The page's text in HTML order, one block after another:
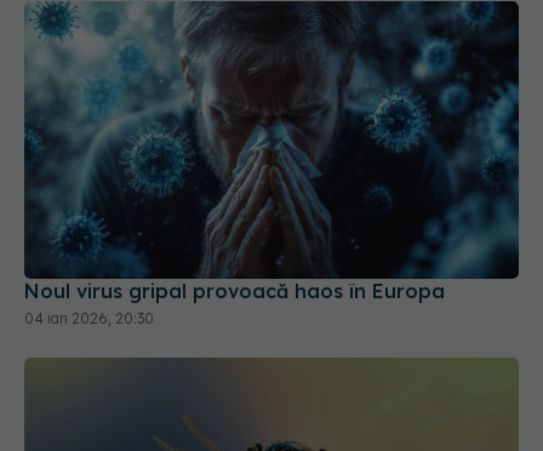
Noul virus gripal provoacă haos în Europa
04 ian 2026, 20:30